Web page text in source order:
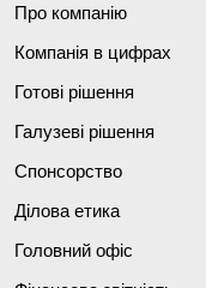
Про компанію
Компанія в цифрах
Готові рішення
Галузеві рішення
Спонсорство
Ділова етика
Головний офіс